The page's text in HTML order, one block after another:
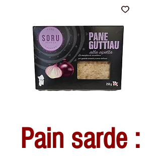
Pain sarde :